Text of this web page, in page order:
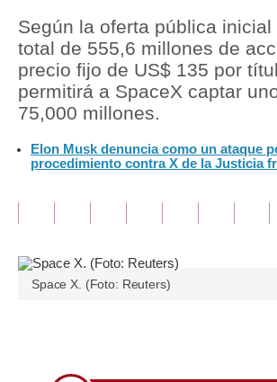
Política
Tu Dinero
Finanzas Personales
Inmobiliarias
Opinión
Editorial
Tendencias
Según la oferta pública inicial
total de 555,6 millones de
precio fijo de US$ 135 por
permitirá a SpaceX captar
75,000 millones.
Elon Musk denuncia como un ataque
procedimiento contra X de la Justicia
Space X. (Foto: Reuters)